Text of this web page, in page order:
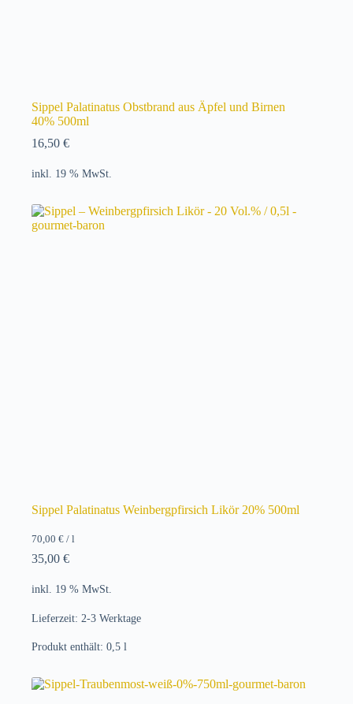
Sippel Palatinatus Obstbrand aus Äpfel und Birnen
40% 500ml
16,50 €
inkl. 19 % MwSt.
Sippel Palatinatus Weinbergpfirsich Likör 20% 500ml
70,00 € / l
35,00 €
inkl. 19 % MwSt.
Lieferzeit: 2-3 Werktage
Produkt enthält: 0,5 l